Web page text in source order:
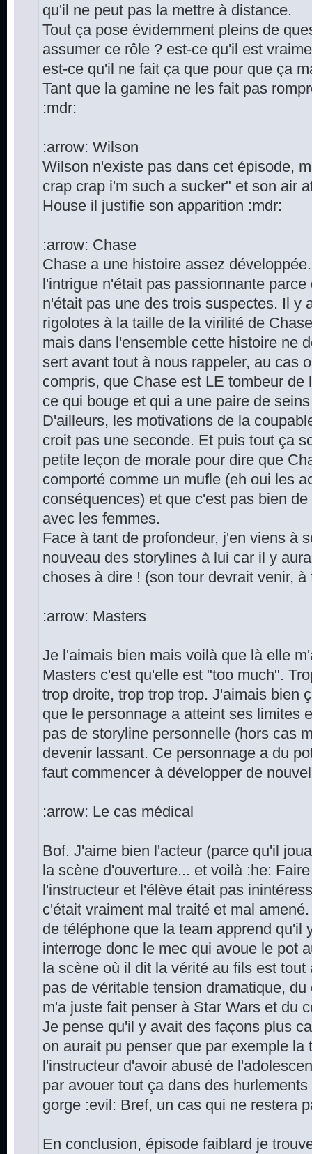
qu'il ne peut pas la mettre à distance.
Tout ça pose évidemment pleins de
assumer ce rôle ? est-ce qu'il est
est-ce qu'il ne fait ça que pour que ça
Tant que la gamine ne les fait pas
:mdr:
:arrow: Wilson
Wilson n'existe pas dans cet épisode,
crap crap i'm such a sucker" et son air
House il justifie son apparition :mdr:
:arrow: Chase
Chase a une histoire assez
l'intrigue n'était pas passionnante
n'était pas une des trois suspectes. Il y
rigolotes à la taille de la virilité de
mais dans l'ensemble cette histoire ne
sert avant tout à nous rappeler, au cas
compris, que Chase est LE tombeur de
ce qui bouge et qui a une paire de
D'ailleurs, les motivations de la
croit pas une seconde. Et puis tout ça
petite leçon de morale pour dire que
comporté comme un mufle (eh oui les
conséquences) et que c'est pas bien
avec les femmes.
Face à tant de profondeur, j'en viens à
nouveau des storylines à lui car il y
choses à dire ! (son tour devrait venir, à
:arrow: Masters
Je l'aimais bien mais voilà que là elle
Masters c'est qu'elle est "too much".
trop droite, trop trop trop. J'aimais bien
que le personnage a atteint ses limites
pas de storyline personnelle (hors cas
devenir lassant. Ce personnage a du
faut commencer à développer de
:arrow: Le cas médical
Bof. J'aime bien l'acteur (parce qu'il
la scène d'ouverture... et voilà :he:
l'instructeur et l'élève était pas
c'était vraiment mal traité et mal
de téléphone que la team apprend qu'il
interroge donc le mec qui avoue le pot
la scène où il dit la vérité au fils est
pas de véritable tension dramatique,
m'a juste fait penser à Star Wars et du
Je pense qu'il y avait des façons plus
on aurait pu penser que par exemple la
l'instructeur d'avoir abusé de
par avouer tout ça dans des
gorge :evil: Bref, un cas qui ne restera
En conclusion, épisode faiblard je